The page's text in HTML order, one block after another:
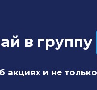
в группу
акциях и не только